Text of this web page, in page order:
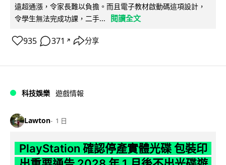
遠超通漲，令家長難以負擔。而且電子教材啟動碼這項設計，
令學生無法完成功課，二手...
閱讀全文
935 371 ↗ 分享
科技娛樂 遊戲情報
Lawton 1 日
PlayStation 確認停產實體光碟 包裝印